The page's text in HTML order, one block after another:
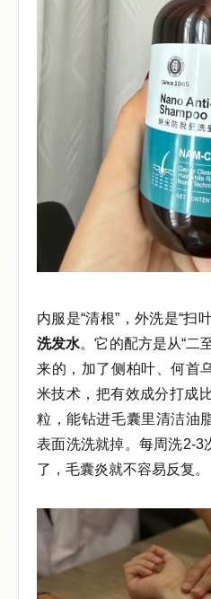
内服是“清根”，外洗是“扫
洗发水。它的配方是从“二
来的，加了侧柏叶、何首
米技术，把有效成分打成
粒，能钻进毛囊里清洁油
表面洗洗就掉。每周洗2-3
了，毛囊炎就不容易反复。